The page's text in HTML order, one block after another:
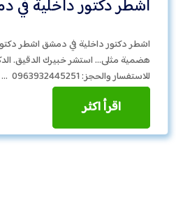
اشطر دكتور داخلية في
اشطر دكتور داخلية في دمشق اشطر
هضمية مثلى… استشر خبيرك الدقيق.
للاستفسار والحجز: 0963932445251 …
اقرأ اكثر